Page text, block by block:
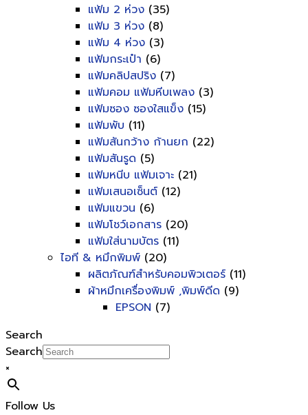
แฟ้ม 2 ห่วง (35)
แฟ้ม 3 ห่วง (8)
แฟ้ม 4 ห่วง (3)
แฟ้มกระเป๋า (6)
แฟ้มคลิปสปริง (7)
แฟ้มคอม แฟ้มหีบเพลง (3)
แฟ้มซอง ซองใสแข็ง (15)
แฟ้มพับ (11)
แฟ้มสันกว้าง ก้านยก (22)
แฟ้มสันรูด (5)
แฟ้มหนีบ แฟ้มเจาะ (21)
แฟ้มเสนอเซ็นต์ (12)
แฟ้มแขวน (6)
แฟ้มโชว์เอกสาร (20)
แฟ้มใส่นามบัตร (11)
ไอที & หมึกพิมพ์ (20)
ผลิตภัณฑ์สำหรับคอมพิวเตอร์ (11)
ผ้าหมึกเครื่องพิมพ์ ,พิมพ์ดีด (9)
EPSON (7)
Search
Search
×
Follow Us